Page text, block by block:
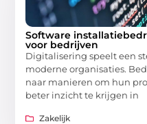
Software
voor bedrijven
Digitalisering speelt een
moderne organisaties.
naar manieren om hun
beter inzicht te krijgen in
Zakelijk